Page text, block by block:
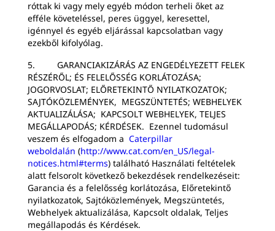
róttak ki vagy mely egyéb módon terheli őket az
efféle követeléssel, peres üggyel, keresettel,
igénnyel és egyéb eljárással kapcsolatban vagy
ezekből kifolyólag.
5. GARANCIAKIZÁRÁS AZ ENGEDÉLYEZETT FELEK
RÉSZÉRŐL; ÉS FELELŐSSÉG KORLÁTOZÁSA;
JOGORVOSLAT; ELŐRETEKINTŐ NYILATKOZATOK;
SAJTÓKÖZLEMÉNYEK, MEGSZÜNTETÉS; WEBHELYEK
AKTUALIZÁLÁSA; KAPCSOLT WEBHELYEK, TELJES
MEGÁLLAPODÁS; KÉRDÉSEK. Ezennel tudomásul
veszem és elfogadom a Caterpillar
weboldalán (http://www.cat.com/en_US/legal-
notices.html#terms) található Használati feltételek
alatt felsorolt következő bekezdések rendelkezéseit:
Garancia és a felelősség korlátozása, Előretekintő
nyilatkozatok, Sajtóközlemények, Megszüntetés,
Webhelyek aktualizálása, Kapcsolt oldalak, Teljes
megállapodás és Kérdések.